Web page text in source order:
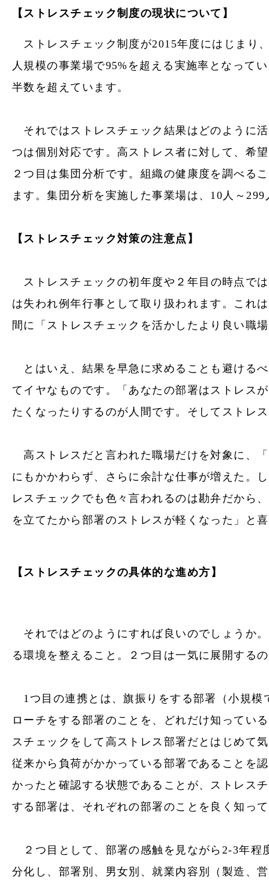
【ストレスチェック制度の現状について】
ストレスチェック 制度が2015年度にはじまり
人規模の事業場で95%を超える実施率となって
半数を超えています。
それでは ストレスチェック 結果はどのように
つは個別対応です。高ストレス者に対して、希
２つ目は集団分析です。組織の健康度を調べる
ます。集団分析を実施した事業場は、10人～
【 ストレスチェック対策の注意点】
ストレスチェック の初年度や２年目の時点で
は失われ例年行事として取り扱われます。これ
間に「 ストレスチェック を活かしたより良い職
とはいえ、結果を早急に求めることも避ける
てイヤなものです。「あなたの部署はストレス
たくなったりするのが人間です。そして ストレ
高ストレスだと言われた職場だけを対象に、
にもかかわらず、さらに余計な仕事が増えた。
レスチェックでも色々言われるのは勘弁だから
を立てたから部署のストレスが軽くなった」と
【 ストレスチェックの具体的な進め方】
それではどのようにすれば良いのでしょうか
る環境を整えること。２つ目は一気に展開する
1つ目の連携とは、旗振りをする部署（小規模
ローチをする部署のことを、どれだけ知ってい
スチェック をして高ストレス部署だとはじめて
従来から負荷がかかっている部署であることを
かったと確認する状態であることが、
ストレス
する部署は、それぞれの部署のことを良く知っ
２つ目として、部署の感触を見ながら2-3年
分化し、部署別、男女別、就業内容別（製造、